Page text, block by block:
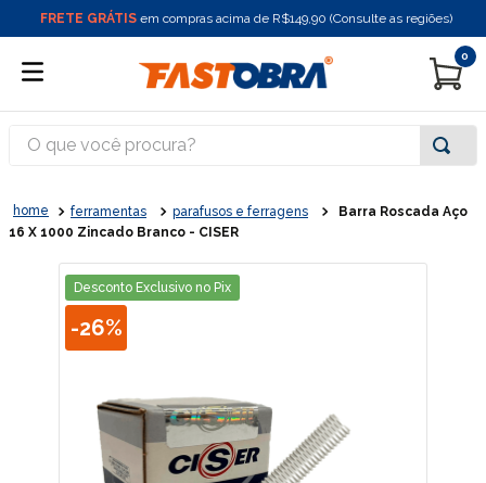
FRETE GRÁTIS em compras acima de R$149,90 (Consulte as regiões)
0
O que você procura?
ferramentas parafusos e ferragens
Barra Roscada Aço
16 X 1000 Zincado Branco - CISER
Desconto Exclusivo no Pix
-26%